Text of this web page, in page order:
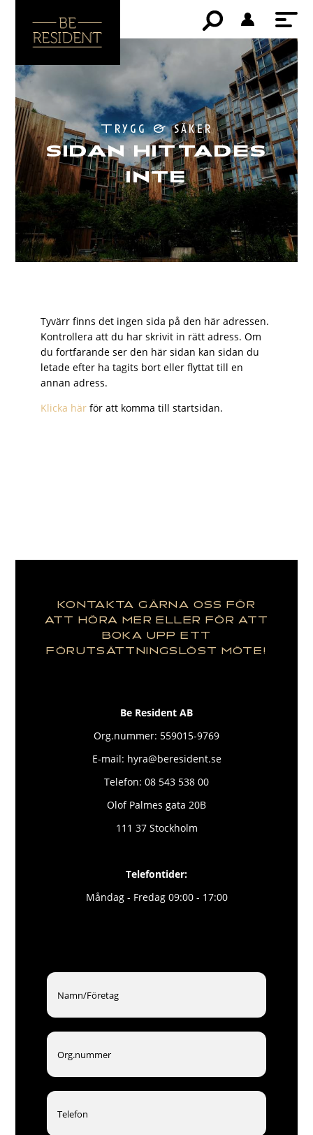
Trygg & säker
SIDAN HITTADES
INTE
Tyvärr finns det ingen sida på den här adressen.
Kontrollera att du har skrivit in rätt adress. Om
du fortfarande ser den här sidan kan sidan du
letade efter ha tagits bort eller flyttat till en
annan adress.
Klicka här för att komma till startsidan.
KONTAKTA GÄRNA OSS FÖR
ATT HÖRA MER ELLER FÖR ATT
BOKA UPP ETT
FÖRUTSÄTTNINGSLÖST MÖTE!
Be Resident AB
Org.nummer: 559015-9769
E-mail: hyra@beresident.se
Telefon: 08 543 538 00
Olof Palmes gata 20B
111 37 Stockholm
Telefontider:
Måndag - Fredag 09:00 - 17:00